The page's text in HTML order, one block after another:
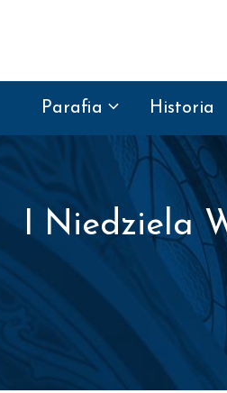
Parafia Historia
I Niedziela